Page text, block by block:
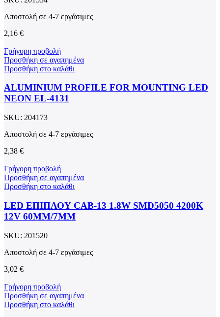
Αποστολή σε 4-7 εργάσιμες
2,16 €
Γρήγορη προβολή
Προσθήκη σε αγαπημένα
Προσθήκη στο καλάθι
ALUMINIUM PROFILE FOR MOUNTING LED
NEON EL-4131
SKU: 204173
Αποστολή σε 4-7 εργάσιμες
2,38 €
Γρήγορη προβολή
Προσθήκη σε αγαπημένα
Προσθήκη στο καλάθι
LED ΕΠΙΠΛΟΥ CAB-13 1.8W SMD5050 4200K
12V 60MM/7MM
SKU: 201520
Αποστολή σε 4-7 εργάσιμες
3,02 €
Γρήγορη προβολή
Προσθήκη σε αγαπημένα
Προσθήκη στο καλάθι